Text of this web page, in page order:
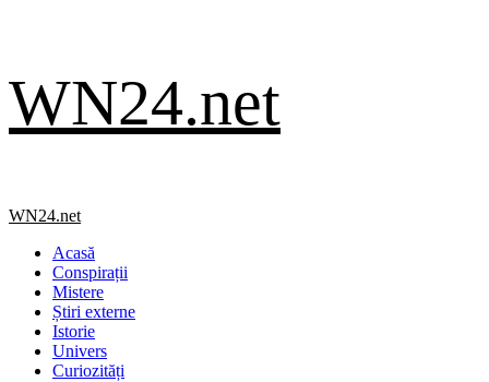
to
content
WN24.net
Primary
WN24.net
Acasă
Conspirații
Mistere
Știri externe
Istorie
Univers
Curiozități